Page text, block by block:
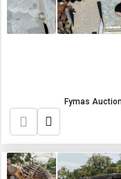
Fymas